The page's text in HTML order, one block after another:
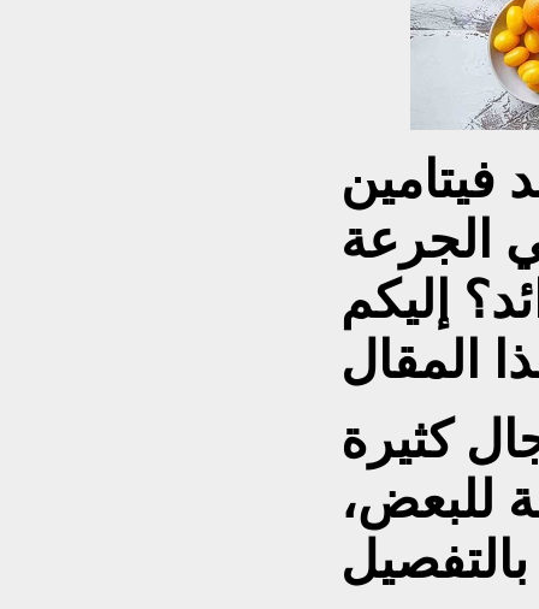
فيتامين
الجرعة
إليكم
ب12 للرجال كثيرة
للبعض،